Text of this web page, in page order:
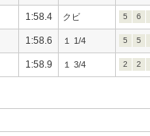
1:58.4 クビ 5 6
1:58.6 １ 1/4 5 5
1:58.9 １ 3/4 2 2